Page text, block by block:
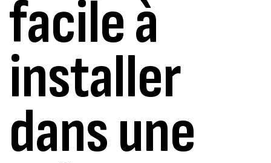
facile à
installer
dans une